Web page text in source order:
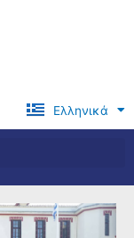
Ελληνικά
English